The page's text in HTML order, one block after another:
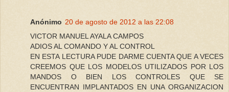
Anónimo 20 de agosto de 2012 a las 22:08
VICTOR MANUEL AYALA CAMPOS
ADIOS AL COMANDO Y AL CONTROL
EN ESTA LECTURA PUDE DARME CUENTA QUE A VECES
CREEMOS QUE LOS MODELOS UTILIZADOS POR LOS
MANDOS O BIEN LOS CONTROLES QUE SE
ENCUENTRAN IMPLANTADOS EN UNA ORGANIZACION